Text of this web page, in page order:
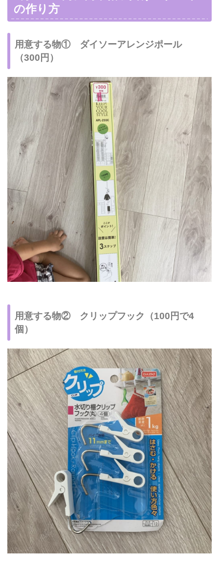
の作り方
用意する物① ダイソーアレンジポール
（300円）
用意する物② クリップフック（100円で4
個）